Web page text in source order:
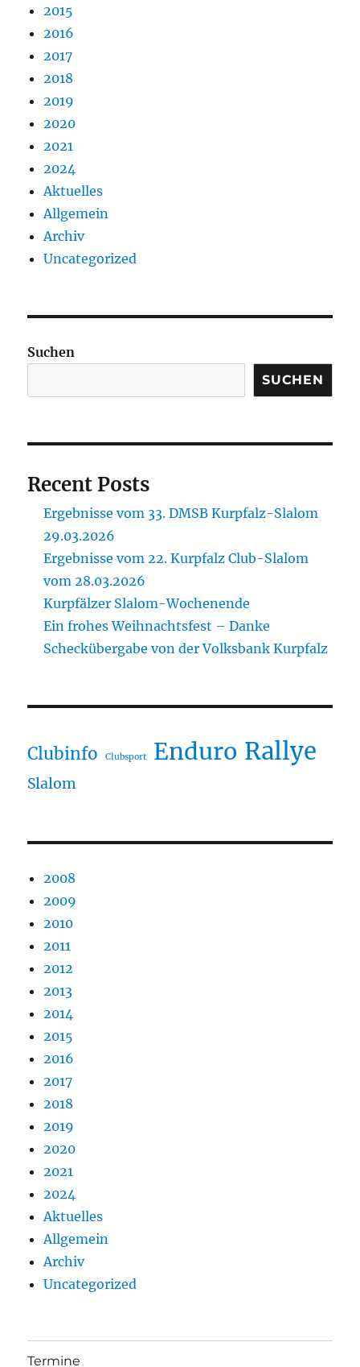
2015
2016
2017
2018
2019
2020
2021
2024
Aktuelles
Allgemein
Archiv
Uncategorized
Suchen
SUCHEN
Recent Posts
Ergebnisse vom 33. DMSB Kurpfalz-Slalom
29.03.2026
Ergebnisse vom 22. Kurpfalz Club-Slalom
vom 28.03.2026
Kurpfälzer Slalom-Wochenende
Ein frohes Weihnachtsfest – Danke
Scheckübergabe von der Volksbank Kurpfalz
Clubinfo Clubsport Enduro Rallye
Slalom
2008
2009
2010
2011
2012
2013
2014
2015
2016
2017
2018
2019
2020
2021
2024
Aktuelles
Allgemein
Archiv
Uncategorized
Termine